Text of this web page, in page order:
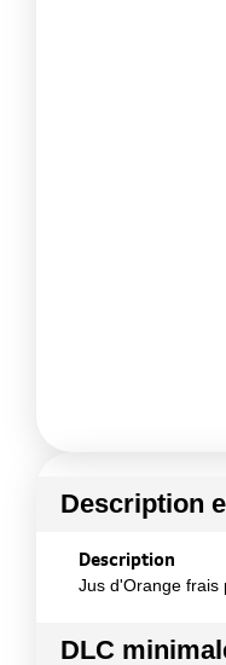
Description
Description
Jus d'Orange frais
DLC